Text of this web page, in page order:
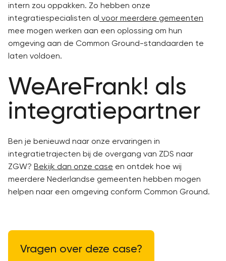
intern zou oppakken. Zo hebben onze
integratiespecialisten al voor meerdere gemeenten
mee mogen werken aan een oplossing om hun
omgeving aan de Common Ground-standaarden te
laten voldoen.
WeAreFrank! als
integratiepartner
Ben je benieuwd naar onze ervaringen in
integratietrajecten bij de overgang van ZDS naar
ZGW? Bekijk dan onze case en ontdek hoe wij
meerdere Nederlandse gemeenten hebben mogen
helpen naar een omgeving conform Common Ground.
Vragen over deze case?